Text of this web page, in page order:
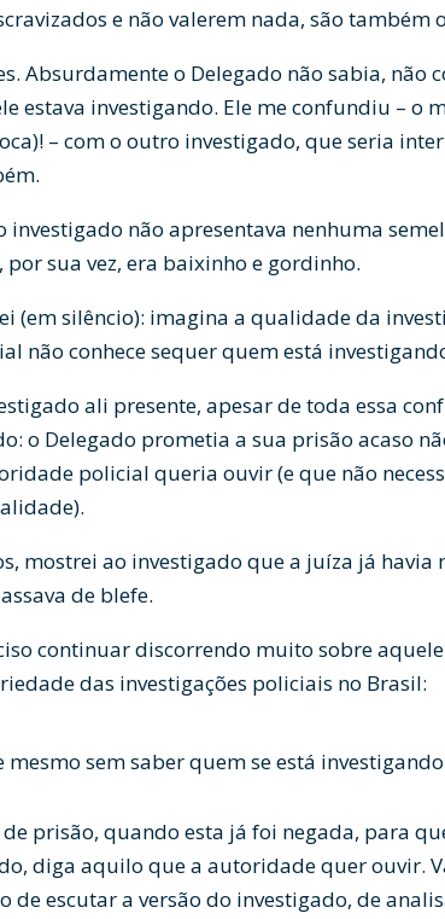
e não valerem nada, são também
Absurdamente o Delegado não sabia, não
estava investigando. Ele me confundiu – o
– com o outro investigado, que seria
investigado não apresentava nenhuma
por sua vez, era baixinho e gordinho.
(em silêncio): imagina a qualidade da
não conhece sequer quem está
ali presente, apesar de toda essa
o Delegado prometia a sua prisão acaso
policial queria ouvir (e que não
mostrei ao investigado que a juíza já havia
de blefe.
continuar discorrendo muito sobre
das investigações policiais no Brasil:
mesmo sem saber quem se está
de prisão, quando esta já foi negada, para
diga aquilo que a autoridade quer ouvir.
de escutar a versão do investigado, de